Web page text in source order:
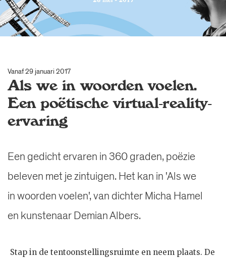
Vanaf 29 januari 2017
Als we in woorden voelen.
Een poëtische virtual-reality-
ervaring
Een gedicht ervaren in 360 graden, poëzie
beleven met je zintuigen. Het kan in 'Als we
in woorden voelen', van dichter Micha Hamel
en kunstenaar Demian Albers.
Stap in de tentoonstellingsruimte en neem plaats. De